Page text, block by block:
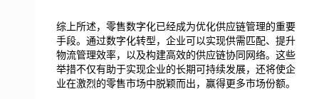
综上所述，零售数字化已经成为优化供应链管理的重要
手段。通过数字化转型，企业可以实现供需匹配、提升
物流管理效率，以及构建高效的供应链协同网络。这些
举措不仅有助于实现企业的长期可持续发展，还将使企
业在激烈的零售市场中脱颖而出，赢得更多市场份额。